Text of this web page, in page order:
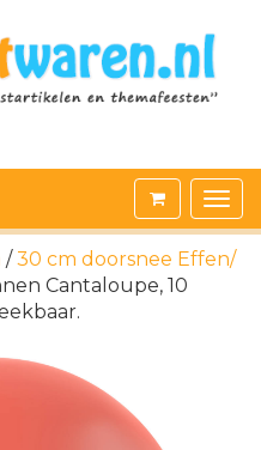
/30 cm doorsnee Effen/
Cantaloupe, 10